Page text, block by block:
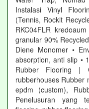
Instalasi Vinyl
(Tennis, Rockit
RKC04FLR
granular 90%
Diene Monomer •
absorption, anti slip •
Rubber Flooring |
rubberhouses Rubber
epdm (custom),
Penelusuran yang